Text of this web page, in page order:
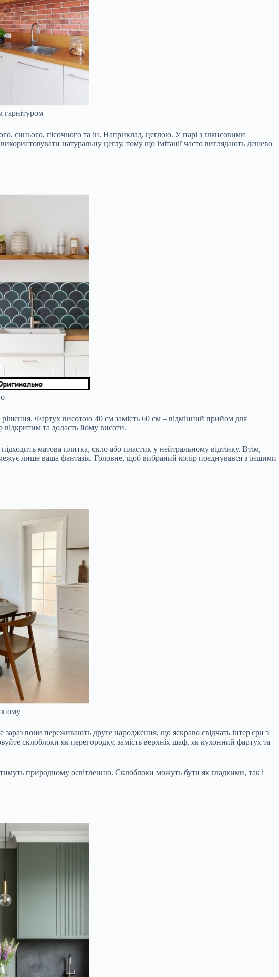
гарнітуром
синього, пісочного та ін. Наприклад, цеглою. У парі з глянсовими
натуральну цеглу, тому що імітації часто виглядають дешево
рішення. Фартух висотою 40 см замість 60 см – відмінний прийом для
відкритим та додасть йому висоти.
матова плитка, скло або пластик у нейтральному відтінку. Втім,
лише ваша фантазія. Головне, щоб вибраний колір поєднувався з іншими
вони переживають друге народження, що яскраво свідчать інтер'єри з
склоблоки як перегородку, замість верхніх шаф, як кухонний фартух та
природному освітленню. Склоблоки можуть бути як гладкими, так і